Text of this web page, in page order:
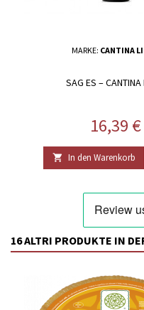
MARKE: CANTINA
SAG ES – CANTINA
Preis
16,39 €
 In den Warenkorb
16 ALTRI PRODUKTE IN